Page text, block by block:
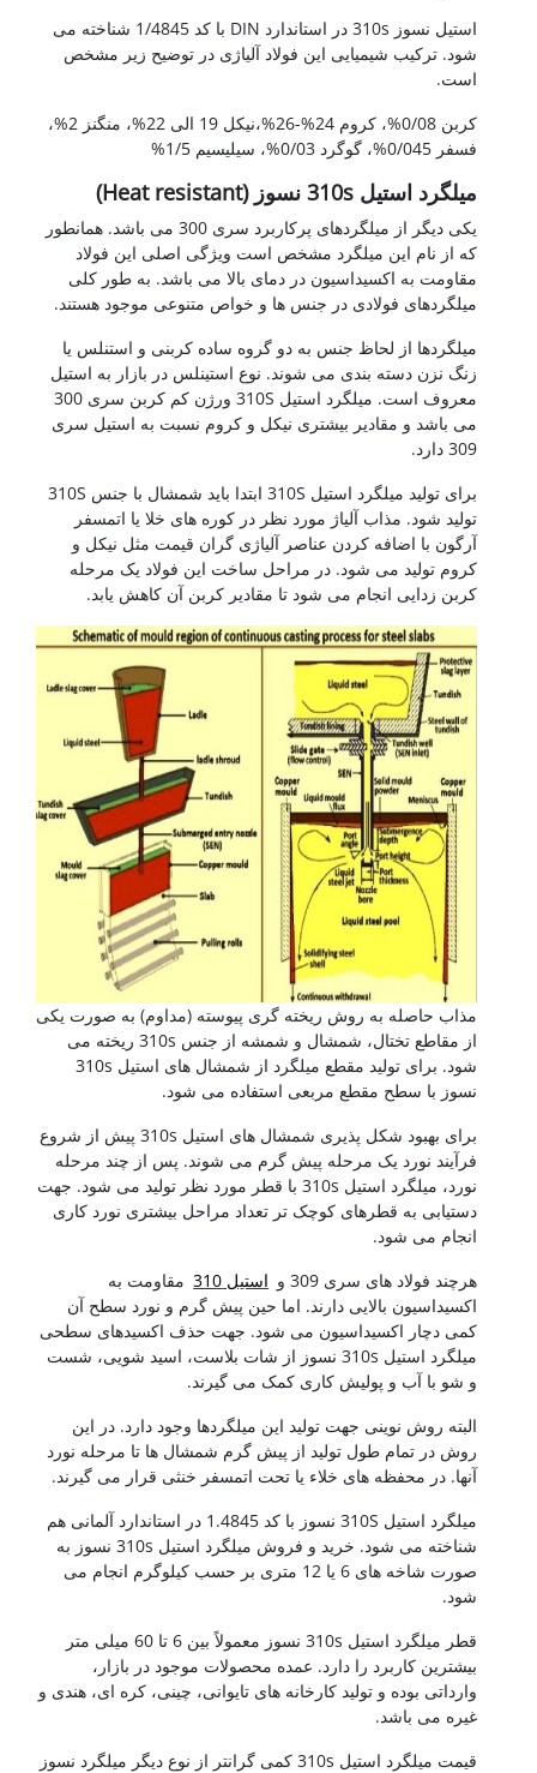
استیل نسوز 310s در استاندارد DIN با کد 1/4845 شناخته می
شود. ترکیب شیمیایی این فولاد آلیاژی در توضیح زیر مشخص
است.
کربن 0/08%، کروم 24%-26%،نیکل 19 الی 22%، منگنز 2%،
فسفر 0/045%، گوگرد 0/03%، سیلیسیم 1/5%
میلگرد استیل 310s نسوز (Heat resistant)
یکی دیگر از میلگردهای پرکاربرد سری 300 می باشد. همانطور
که از نام این میلگرد مشخص است ویژگی اصلی این فولاد
مقاومت به اکسیداسیون در دمای بالا می باشد. به طور کلی
میلگردهای فولادی در جنس ها و خواص متنوعی موجود هستند.
میلگردها از لحاظ جنس به دو گروه ساده کربنی و استنلس یا
زنگ نزن دسته بندی می شوند. نوع استینلس در بازار به استیل
معروف است. میلگرد استیل 310S ورژن کم کربن سری 300
می باشد و مقادیر بیشتری نیکل و کروم نسبت به استیل سری
309 دارد.
برای تولید میلگرد استیل 310S ابتدا باید شمشال با جنس 310S
تولید شود. مذاب آلیاژ مورد نظر در کوره های خلا یا اتمسفر
آرگون با اضافه کردن عناصر آلیاژی گران قیمت مثل نیکل و
کروم تولید می شود. در مراحل ساخت این فولاد یک مرحله
کربن زدایی انجام می شود تا مقادیر کربن آن کاهش یابد.
مذاب حاصله به روش ریخته گری پیوسته (مداوم) به صورت یکی
از مقاطع تختال، شمشال و شمشه از جنس 310s ریخته می
شود. برای تولید مقطع میلگرد از شمشال های استیل 310s
نسوز با سطح مقطع مربعی استفاده می شود.
برای بهبود شکل پذیری شمشال های استیل 310s پیش از شروع
فرآیند نورد یک مرحله پیش گرم می شوند. پس از چند مرحله
نورد، میلگرد استیل 310s با قطر مورد نظر تولید می شود. جهت
دستیابی به قطرهای کوچک تر تعداد مراحل بیشتری نورد کاری
انجام می شود.
هرچند فولاد های سری 309 و
استیل 310
مقاومت به
اکسیداسیون بالایی دارند. اما حین پیش گرم و نورد سطح آن
کمی دچار اکسیداسیون می شود. جهت حذف اکسیدهای سطحی
میلگرد استیل 310s نسوز از شات بلاست، اسید شویی، شست
و شو با آب و پولیش کاری کمک می گیرند.
البته روش نوینی جهت تولید این میلگردها وجود دارد. در این
روش در تمام طول تولید از پیش گرم شمشال ها تا مرحله نورد
آنها. در محفظه های خلاء یا تحت اتمسفر خنثی قرار می گیرند.
میلگرد استیل 310S نسوز با کد 1.4845 در استاندارد آلمانی هم
شناخته می شود. خرید و فروش میلگرد استیل 310s نسوز به
صورت شاخه های 6 یا 12 متری بر حسب کیلوگرم انجام می
شود.
قطر میلگرد استیل 310s نسوز معمولاً بین 6 تا 60 میلی متر
بیشترین کاربرد را دارد. عمده محصولات موجود در بازار،
وارداتی بوده و تولید کارخانه های تایوانی، چینی، کره ای، هندی و
غیره می باشد.
قیمت میلگرد استیل 310s کمی گرانتر از نوع دیگر میلگرد نسوز